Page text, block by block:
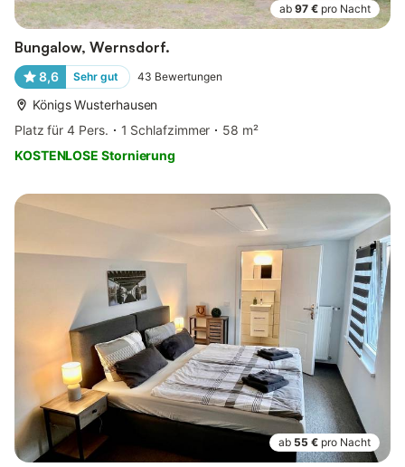
ab 97 € pro Nacht
Bungalow, Wernsdorf.
8,6 Sehr gut 43 Bewertungen
Königs Wusterhausen
Platz für 4 Pers.
1 Schlafzimmer
58 m²
KOSTENLOSE Stornierung
ab 55 € pro Nacht